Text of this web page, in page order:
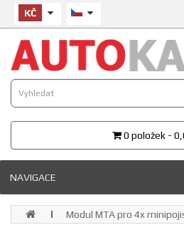
KČ
0 položek -
NAVIGACE
Modul MTA pro 4x